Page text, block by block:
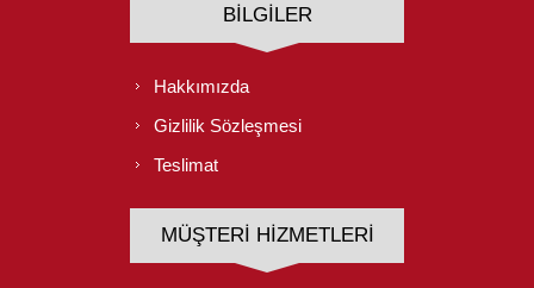
BILGILER
Hakkımızda
Gizlilik Sözleşmesi
Teslimat
MÜŞTERI HIZMETLERI